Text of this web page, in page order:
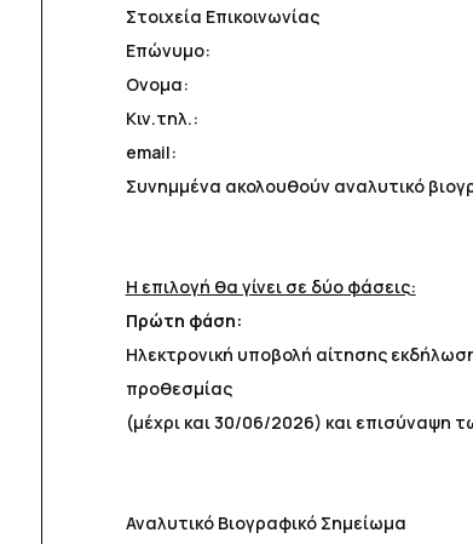
Στοιχεία Επικοινωνίας
Επώνυμο:
Ονομα:
Κιν.τηλ.:
email:
Συνημμένα ακολουθούν αναλυτικό
Η επιλογή θα γίνει σε δύο φάσεις:
Πρώτη φάση:
Ηλεκτρονική υποβολή αίτησης
προθεσμίας
(μέχρι και 30/06/2026) και επισύναψη
Αναλυτικό Βιογραφικό Σημείωμα